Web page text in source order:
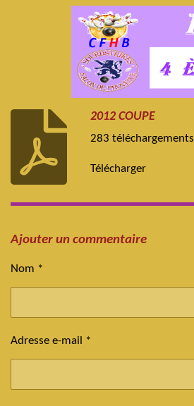
2012 COUPE
283 téléchargements
Télécharger
Ajouter un commentaire
Nom *
Adresse e-mail *